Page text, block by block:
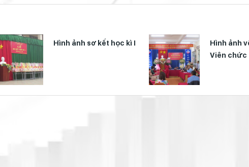
Hình ảnh sơ kết học kì I
Hình ảnh
Viên chức